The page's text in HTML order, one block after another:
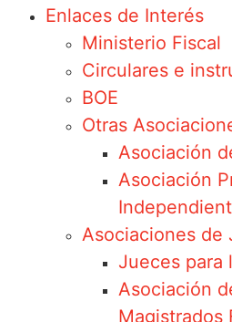
Enlaces de Interés
Ministerio Fiscal
Circulares e
BOE
Otras
Asociación
Asociación
Asociaciones de
Jueces para
Asociación
Magistrados